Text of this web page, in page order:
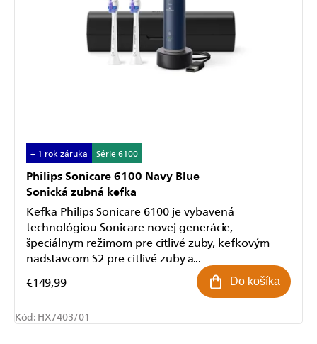
+ 1 rok záruka Série 6100
Philips Sonicare 6100 Navy Blue
Sonická zubná kefka
€149,99 Do košíka
Kefka Philips Sonicare 6100 je vybavená
technológiou Sonicare novej generácie,
špeciálnym režimom pre citlivé zuby, kefkovým
nadstavcom S2 pre citlivé zuby a...
Kód: HX7403/01